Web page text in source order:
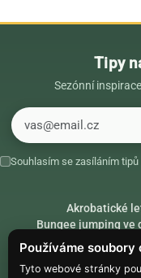
Používáme soubory
Tyto webové stránky
Tipy
Sezónní
Souhlasím se zasíláním tipů
Akrobatické
Bungee jumping ve
Dárek k 18. narozeninám
Rádce